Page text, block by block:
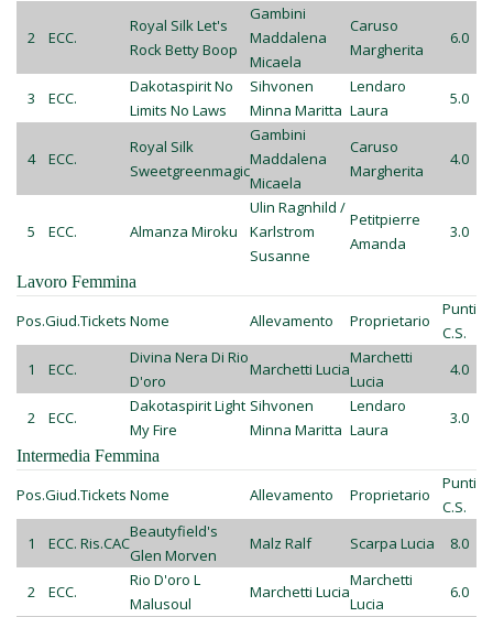
2 ECC.
Royal Silk Let's
Rock Betty Boop
Gambini
Maddalena
Micaela
Caruso
Margherita
6.0
3 ECC.
Dakotaspirit No
Limits No Laws
Sihvonen
Minna Maritta
Lendaro
Laura
5.0
4 ECC.
Royal Silk
Sweetgreenmagic
Gambini
Maddalena
Micaela
Caruso
Margherita
4.0
5 ECC. Almanza Miroku
Ulin Ragnhild /
Karlstrom
Susanne
Petitpierre
Amanda
3.0
Lavoro Femmina
Pos.Giud.Tickets Nome Allevamento Proprietario
Punti
C.S.
1
ECC.
Divina Nera Di Rio
D'oro
Marchetti Lucia
Marchetti
Lucia
4.0
2 ECC.
Dakotaspirit Light
My Fire
Sihvonen
Minna Maritta
Lendaro
Laura
3.0
Intermedia Femmina
Pos.Giud.Tickets Nome Allevamento Proprietario
Punti
C.S.
1
ECC. Ris.CAC
Beautyfield's
Glen Morven
Malz Ralf Scarpa Lucia 8.0
2 ECC.
Rio D'oro L
Malusoul
Marchetti Lucia
Marchetti
Lucia
6.0